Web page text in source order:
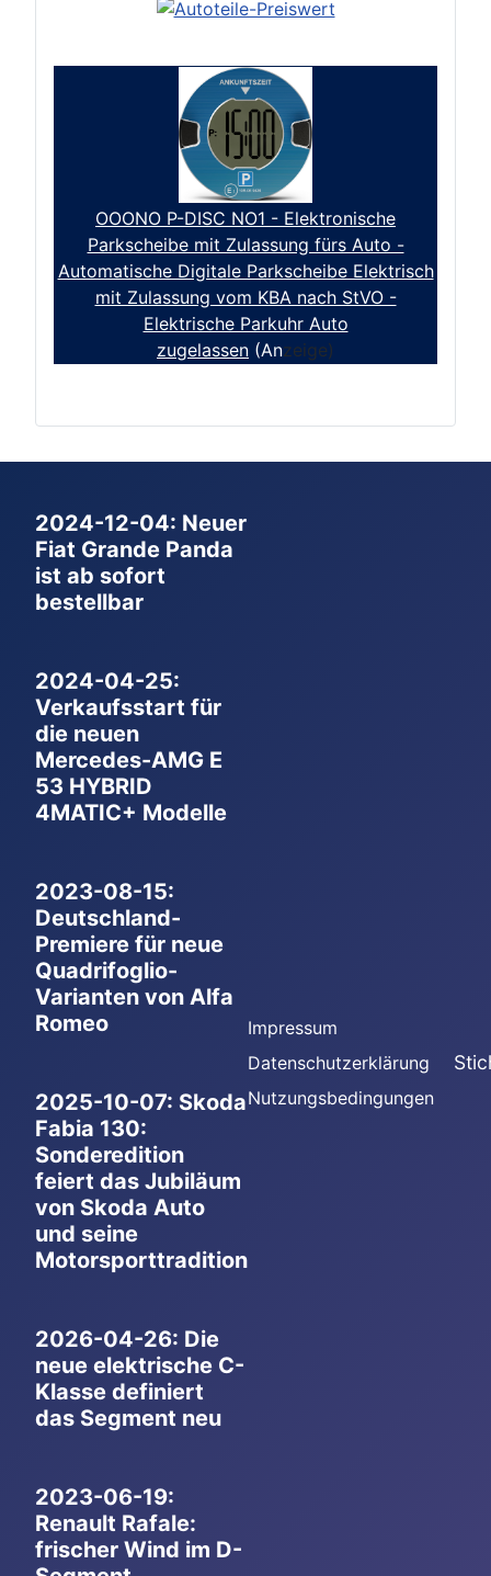
OOONO P-DISC NO1 - Elektronische
Parkscheibe mit Zulassung fürs Auto -
Automatische Digitale Parkscheibe Elektrisch
mit Zulassung vom KBA nach StVO -
Elektrische Parkuhr Auto
zugelassen (Anzeige)
2024-12-04: Neuer
Fiat Grande Panda
ist ab sofort
bestellbar
2024-04-25:
Verkaufsstart für
die neuen
Mercedes-AMG E
53 HYBRID
4MATIC+ Modelle
2023-08-15:
Deutschland-
Premiere für neue
Quadrifoglio-
Varianten von Alfa
Romeo
2025-10-07: Skoda
Fabia 130:
Sonderedition
feiert das Jubiläum
von Skoda Auto
und seine
Motorsporttradition
2026-04-26: Die
neue elektrische C-
Klasse definiert
das Segment neu
2023-06-19:
Renault Rafale:
frischer Wind im D-
Impressum
Datenschutzerklärung
Nutzungsbedingungen